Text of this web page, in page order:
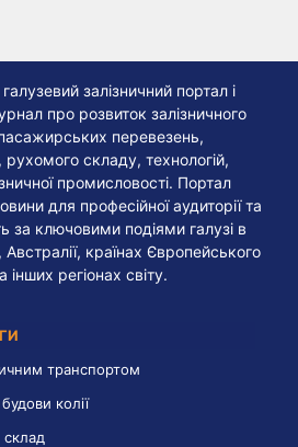
залізничний портал і
про розвиток залізничного
перевезень,
рухомого складу, технологій,
промисловості. Портал
для професійної аудиторії та
за ключовими подіями галузі в
країнах Європейського
інших регіонах світу.
транспортом
колії